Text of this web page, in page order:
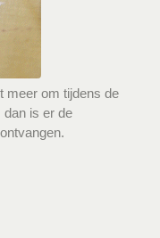
meer om tijdens de
dan is er de